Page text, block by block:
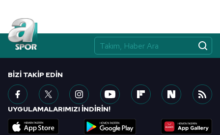
6698 sayılı Kişisel Verilerin Korunması Kanunu uyarınca
hazırlanmış Aydınlatma Metnimizi okumak ve sitemizde
ilgili mevzuata uygun olarak kullanılan çerezlerle ilgili bilgi
BIZI TAKIP EDIN
UYGULAMALARIMIZI İNDİRİN!